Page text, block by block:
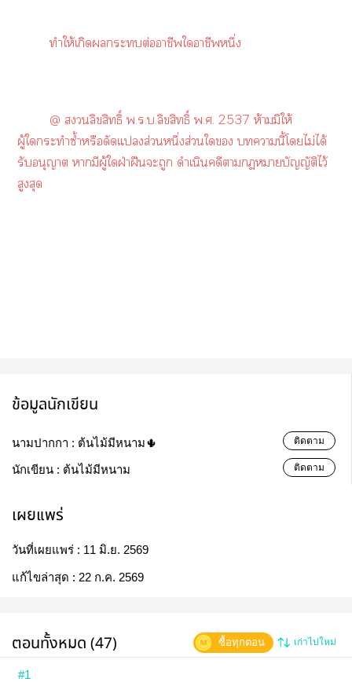
ทำให้เกิดะต่อาชีพใาชีพหนึ่ง
@ ลิขสิทธิ์ พ.ร.บ.ลิขสิทธิ์ พ.ศ. 2537 ห้ามมิให้
ผู้ใกระทำซ้ำหรือดัดแส่วนหนึ่งส่วนใ านี้โไม่ได้
รับอนุญาต ามีผู้ใฝ่าฝืนะถูก ดำเนินคดีาาบัญญัติไว้
สูงสุด
ข้อมูลนักเขียน
นามปากกา : ต้นไม้มีหนาม🌵 ติดตาม
นักเขียน : ต้นไม้มีหนาม ติดตาม
เผยแพร่
วันที่เผยแพร่ : 11 มิ.ย. 2569
แก้ไขล่าสุด : 22 ก.ค. 2569
ตอนทั้งหมด (47) เก่าไปใหม่
ซื้อทุกตอน
#1